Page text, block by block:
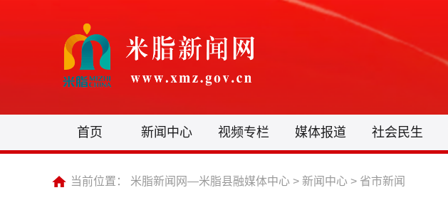
首页 新闻中心 视频专栏 媒体报道 社会民生
当前位置： 米脂新闻网—米脂县融媒体中心 > 新闻中心 > 省市新闻